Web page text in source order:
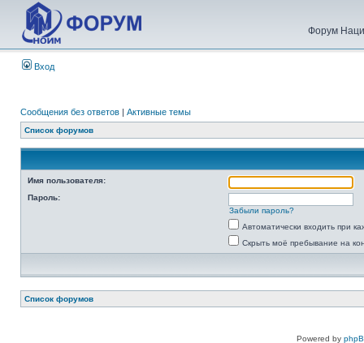
Форум
Вход
Сообщения без ответов | Активные темы
Список форумов
Имя пользователя:
Пароль:
Забыли пароль?
Автоматически входить при
Скрыть моё пребывание на
Список форумов
Powered by